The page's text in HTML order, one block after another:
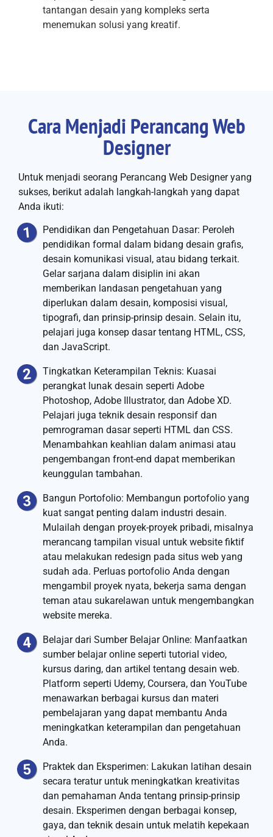
tantangan desain yang kompleks serta
menemukan solusi yang kreatif.
Cara Menjadi Perancang Web
Designer
Untuk menjadi seorang Perancang Web Designer yang
sukses, berikut adalah langkah-langkah yang dapat
Anda ikuti:
Pendidikan dan Pengetahuan Dasar: Peroleh
pendidikan formal dalam bidang desain grafis,
desain komunikasi visual, atau bidang terkait.
Gelar sarjana dalam disiplin ini akan
memberikan landasan pengetahuan yang
diperlukan dalam desain, komposisi visual,
tipografi, dan prinsip-prinsip desain. Selain itu,
pelajari juga konsep dasar tentang HTML, CSS,
dan JavaScript.
Tingkatkan Keterampilan Teknis: Kuasai
perangkat lunak desain seperti Adobe
Photoshop, Adobe Illustrator, dan Adobe XD.
Pelajari juga teknik desain responsif dan
pemrograman dasar seperti HTML dan CSS.
Menambahkan keahlian dalam animasi atau
pengembangan front-end dapat memberikan
keunggulan tambahan.
Bangun Portofolio: Membangun portofolio yang
kuat sangat penting dalam industri desain.
Mulailah dengan proyek-proyek pribadi, misalnya
merancang tampilan visual untuk website fiktif
atau melakukan redesign pada situs web yang
sudah ada. Perluas portofolio Anda dengan
mengambil proyek nyata, bekerja sama dengan
teman atau sukarelawan untuk mengembangkan
website mereka.
Belajar dari Sumber Belajar Online: Manfaatkan
sumber belajar online seperti tutorial video,
kursus daring, dan artikel tentang desain web.
Platform seperti Udemy, Coursera, dan YouTube
menawarkan berbagai kursus dan materi
pembelajaran yang dapat membantu Anda
meningkatkan keterampilan dan pengetahuan
Anda.
Praktek dan Eksperimen: Lakukan latihan desain
secara teratur untuk meningkatkan kreativitas
dan pemahaman Anda tentang prinsip-prinsip
desain. Eksperimen dengan berbagai konsep,
gaya, dan teknik desain untuk melatih kepekaan